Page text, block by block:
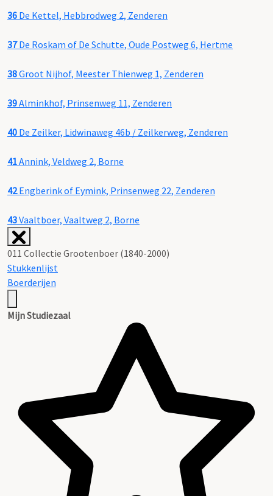
36 De Kettel, Hebbrodweg 2, Zenderen
37De Roskam of De Schutte, Oude Postweg 6, Hertme
38Groot Nijhof, Meester Thienweg 1, Zenderen
39Alminkhof, Prinsenweg 11, Zenderen
40 De Zeilker, Lidwinaweg 46b / Zeilkerweg, Zenderen
41Annink, Veldweg 2, Borne
42Engberink of Eymink, Prinsenweg 22, Zenderen
43Vaaltboer, Vaaltweg 2, Borne
011 Collectie Grootenboer (1840-2000)
Stukkenlijst
Boerderijen
Mijn Studiezaal